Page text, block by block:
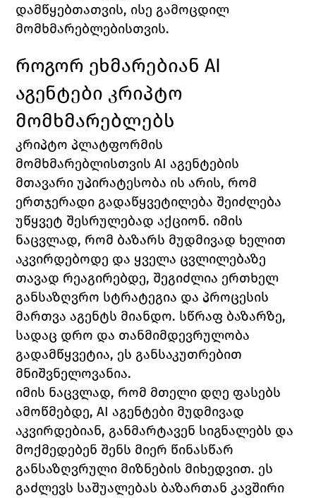
დამწყებთათვის, ისე გამოცდილ
მომხმარებლებისთვის.
როგორ ეხმარებიან AI
აგენტები კრიპტო
მომხმარებლებს
კრიპტო პლატფორმის
მომხმარებლისთვის AI აგენტების
მთავარი უპირატესობა ის არის, რომ
ერთჯერადი გადაწყვეტილება შეიძლება
უწყვეტ შესრულებად აქციონ. იმის
ნაცვლად, რომ ბაზარს მუდმივად ხელით
აკვირდებოდე და ყველა ცვლილებაზე
თავად რეაგირებდე, შეგიძლია ერთხელ
განსაზღვრო სტრატეგია და პროცესის
მართვა აგენტს მიანდო. სწრაფ ბაზარზე,
სადაც დრო და თანმიმდევრულობა
გადამწყვეტია, ეს განსაკუთრებით
მნიშვნელოვანია.
იმის ნაცვლად, რომ მთელი დღე ფასებს
ამოწმებდე, AI აგენტები მუდმივად
აკვირდებიან, განმარტავენ სიგნალებს და
მოქმედებენ შენს მიერ წინასწარ
განსაზღვრული მიზნების მიხედვით. ეს
გაძლევს საშუალებას ბაზართან კავშირი